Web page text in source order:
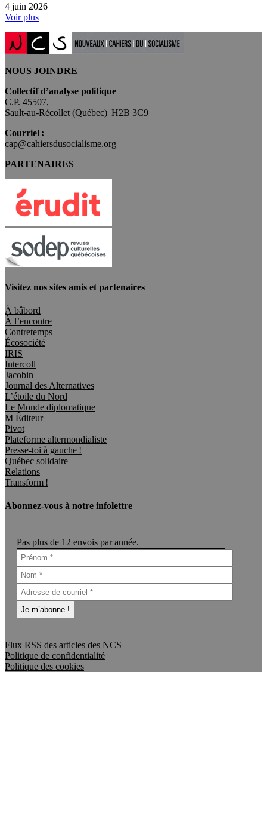
4 juin 2026
Voir plus
NOUS JOINDRE
Collectif d’analyse politique
C.P. 45507,
Sault-au-Récollet (Québec) H2B 3C9
Courriel :
cap@cahiersdusocialisme.org
PARTENAIRES
Visitez nos sites amis et partenaires
À bâbord
À l’encontre
Contretemps
Écosociété
IRIS
Intercoll
Jacobin
Journal des Alternatives
L’étoile du Nord
Le Monde diplomatique
M Éditeur
Pivot
Plateforme altermondialiste
Presse-toi à gauche !
Québec solidaire
Relations
Transform !
Abonnez-vous à notre infolettre
Pas plus de 12 envois par année.
Flux RSS des articles des NCS
Politique de confidentialité
Politique des cookies